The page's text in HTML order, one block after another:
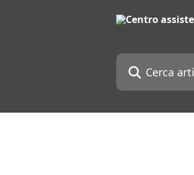
Cerca articoli…